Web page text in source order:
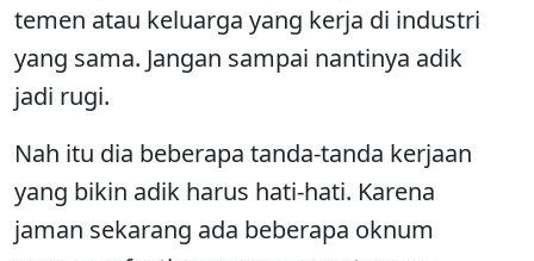
temen atau keluarga yang kerja di industri
yang sama. Jangan sampai nantinya adik
jadi rugi.
Nah itu dia beberapa tanda-tanda kerjaan
yang bikin adik harus hati-hati. Karena
jaman sekarang ada beberapa oknum